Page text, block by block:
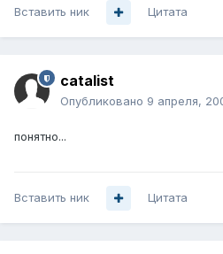
Вставить ник Цитата
catalist
Опубликовано 9 апреля,
понятно...
Вставить ник Цитата